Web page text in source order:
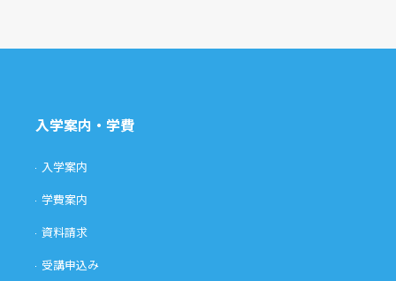
入学案内・学費
入学案内
学費案内
資料請求
受講申込み